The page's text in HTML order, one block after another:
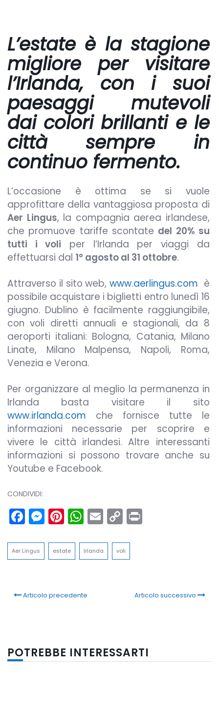
L’estate è la stagione
migliore per visitare
l’Irlanda, con i suoi
paesaggi mutevoli
dai colori brillanti e le
città sempre in
continuo fermento.
L’occasione è ottima se si vuole
approfittare della vantaggiosa proposta di
Aer Lingus, la compagnia aerea irlandese,
che promuove tariffe scontate del 20% su
tutti i voli per l’Irlanda per viaggi da
effettuarsi dal 1° agosto al 31 ottobre.
Attraverso il sito web,www.aerlingus.com è
possibile acquistare i biglietti entro lunedì 16
giugno. Dublino è facilmente raggiungibile,
con voli diretti annuali e stagionali, da 8
aeroporti italiani: Bologna, Catania, Milano
Linate, Milano Malpensa, Napoli, Roma,
Venezia e Verona.
Per organizzare al meglio la permanenza in
Irlanda basta visitare il sito
www.irlanda.com che fornisce tutte le
informazioni necessarie per scoprire e
vivere le città irlandesi. Altre interessanti
informazioni si possono trovare anche su
Youtube e Facebook.
CONDIVIDI:
Facebook
Messenger
Pinterest
WhatsApp
Email
Copy
Aer Lingus estate Irlanda voli
Articolo precedente Articolo successivo
POTREBBE INTERESSARTI